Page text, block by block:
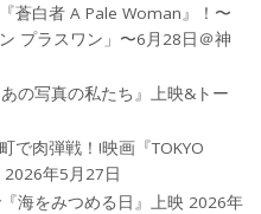
蒼白者 A Pale Woman』！〜
プラスワン」〜6月28日＠神
の写真の私たち』上映&トー
で肉弾戦！!映画『TOKYO
2026年5月27日
海をみつめる日』上映 2026年